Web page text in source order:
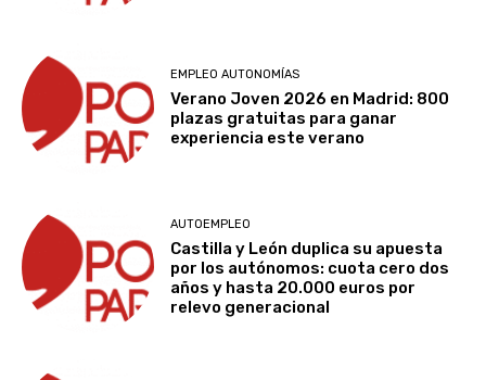
EMPLEO AUTONOMÍAS
Verano Joven 2026 en Madrid: 800
plazas gratuitas para ganar
experiencia este verano
AUTOEMPLEO
Castilla y León duplica su apuesta
por los autónomos: cuota cero dos
años y hasta 20.000 euros por
relevo generacional